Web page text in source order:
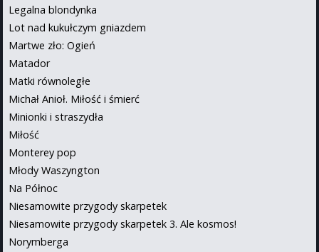
Legalna blondynka
Lot nad kukułczym gniazdem
Martwe zło: Ogień
Matador
Matki równoległe
Michał Anioł. Miłość i śmierć
Minionki i straszydła
Miłość
Monterey pop
Młody Waszyngton
Na Północ
Niesamowite przygody skarpetek
Niesamowite przygody skarpetek 3. Ale kosmos!
Norymberga